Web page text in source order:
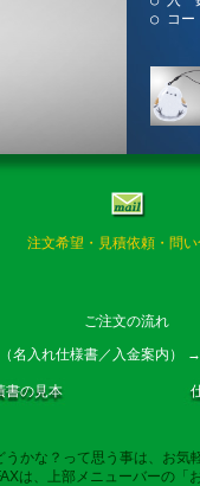
○ コー
注文希望・見積依頼・問
ご注文の流れ
名入れ仕様書／入金案内）
書の見本
うかな？って思う事は、お気
は、上部メニューバーの「